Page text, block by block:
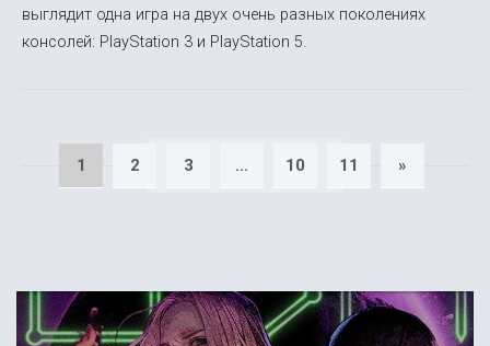
выглядит одна игра на двух очень разных поколениях
консолей: PlayStation 3 и PlayStation 5.
1 2 3 ... 10 11 »